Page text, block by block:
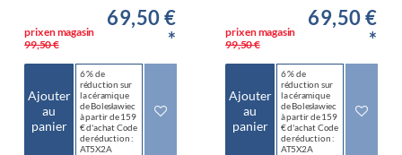
prix en magasin
99,50 €
69,50 €
*
Ajouter
au
panier
6 % de
réduction sur
la céramique
de Bolesławiec
à partir de 159
€ d'achat Code
de réduction :
AT5X2A
prix en magasin
99,50 €
69,50 €
*
Ajouter
au
panier
6 % de
réduction sur
la céramique
de Bolesławiec
à partir de 159
€ d'achat Code
de réduction :
AT5X2A